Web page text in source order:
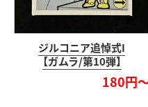
ジルコニア追悼式I
【ガムラ/第10弾】
180円